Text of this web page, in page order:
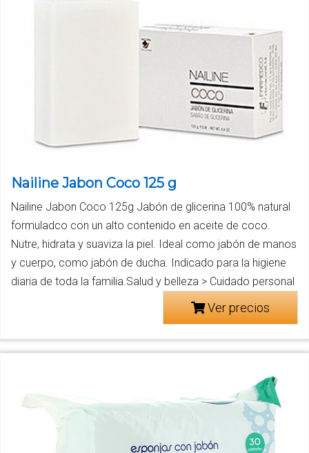
Nailine Jabon Coco 125 g
Nailine Jabon Coco 125g Jabón de glicerina 100% natural
formuladco con un alto contenido en aceite de coco.
Nutre, hidrata y suaviza la piel. Ideal como jabón de manos
y cuerpo, como jabón de ducha. Indicado para la higiene
diaria de toda la familia.Salud y belleza > Cuidado personal
Ver precios